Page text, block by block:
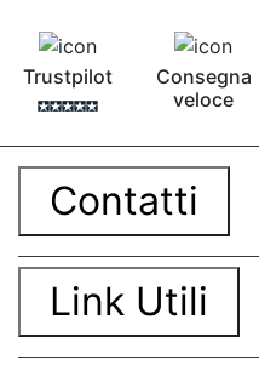
Trustpilot
Consegna
veloce
Contatti
Link Utili